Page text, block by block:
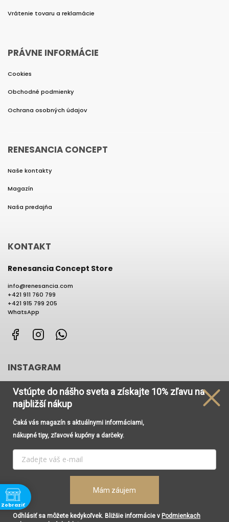
Používame cookies, aby sme Vám umožnili pohodlné
prehliadanie webu a vďaka analýze prevádzky webu
neustále zlepšovali jeho funkcie, výkon a použiteľnosť. Viac
informácií nájdete v odkaze
ochrany osobných údajov.
Vrátenie tovaru a reklamácie
PRÁVNE INFORMÁCIE
Cookies
Obchodné podmienky
Ochrana osobných údajov
RENESANCIA CONCEPT
Naše kontakty
Magazín
Naša predajňa
KONTAKT
Renesancia Concept Store
info@renesancia.com
+421 911 760 799
+421 915 799 205
WhatsApp
FacebookInstagram
INSTAGRAM
Vytvoril Shoptet
Copyright 2026 Renesancia Concept Store
vyhradené.
Upraviť nastavenie cookies
Grafický návrh vytvořil a nakódovalShoptak.cz
Zobraziť
Vstúpte do nášho sveta a získajte 10% zľavu na
najbližší nákup
Čaká vás magazín s aktuálnymi informáciami,
nákupné tipy, zľavové kupóny a darčeky.
Mám záujem
Odhlásiť sa môžete kedykoľvek. Bližšie informácie v Podmienkach